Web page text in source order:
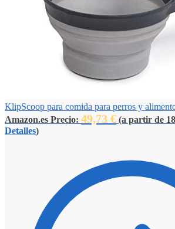
KlipScoop para comida para perros y
Amazon.es Precio: 49,73 € (a partir de
Detalles)